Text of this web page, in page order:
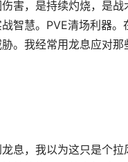
害，是持续灼烧，是
智慧。PVE清场利器
。我经常用龙息应对
息，我以为这只是个